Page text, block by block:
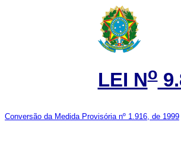
LEI No
Conversão da Medida Provisória nº 1.916, de 1999